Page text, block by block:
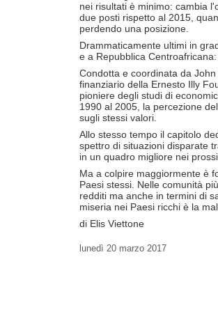
nei risultati è minimo: cambia
due posti rispetto al 2015,
perdendo una posizione.
Drammaticamente ultimi in
e a Repubblica
Condotta e coordinata da
finanziario della Ernesto Illy
pioniere degli studi di
1990 al 2005, la percezione
sugli stessi valori.
Allo stesso tempo il capitolo
spettro di situazioni disparate
in un quadro migliore nei
Ma a colpire maggiormente è
Paesi stessi. Nelle comunità
redditi ma anche in termini di
miseria nei Paesi ricchi è la
di Elis Viettone
lunedì 20 marzo 2017